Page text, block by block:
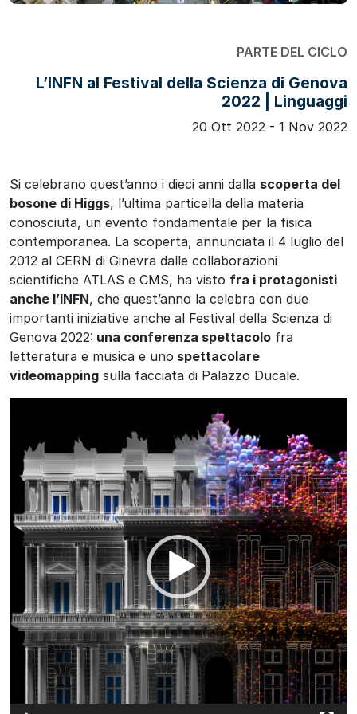
PARTE DEL CICLO
L’INFN al Festival della Scienza di Genova
2022 | Linguaggi
20 Ott 2022 - 1 Nov 2022
Si celebrano quest’anno i dieci anni dalla scoperta del
bosone di Higgs, l’ultima particella della materia
conosciuta, un evento fondamentale per la fisica
contemporanea. La scoperta, annunciata il 4 luglio del
2012 al CERN di Ginevra dalle collaborazioni
scientifiche ATLAS e CMS, ha visto fra i protagonisti
anche l’INFN, che quest’anno la celebra con due
importanti iniziative anche al Festival della Scienza di
Genova 2022: una conferenza spettacolo fra
letteratura e musica e uno spettacolare
videomapping sulla facciata di Palazzo Ducale.